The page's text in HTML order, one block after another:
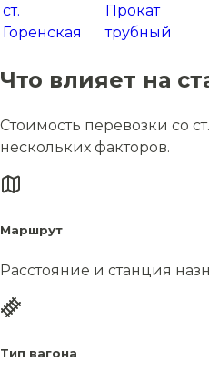
ст.
Горенская
Прокат
трубный
Что влияет на
Стоимость перевозки со
нескольких факторов.
Маршрут
Расстояние и станция
Тип вагона